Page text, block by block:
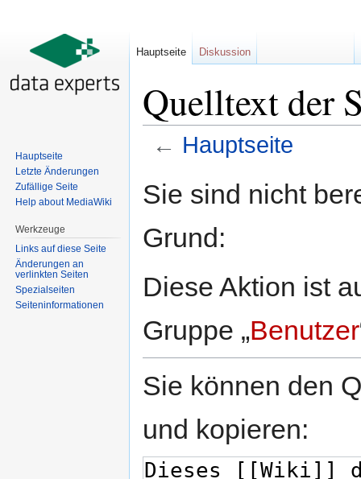
Quelltext der
← Hauptseite
Sie sind nicht
Grund:
Diese Aktion ist
Gruppe „Benutzer
Sie können den
und kopieren:
Hauptseite Diskussion
Hauptseite
Letzte Änderungen
Zufällige Seite
Help about MediaWiki
Werkzeuge
Links auf diese Seite
Änderungen an
verlinkten Seiten
Spezialseiten
Seiten­informationen